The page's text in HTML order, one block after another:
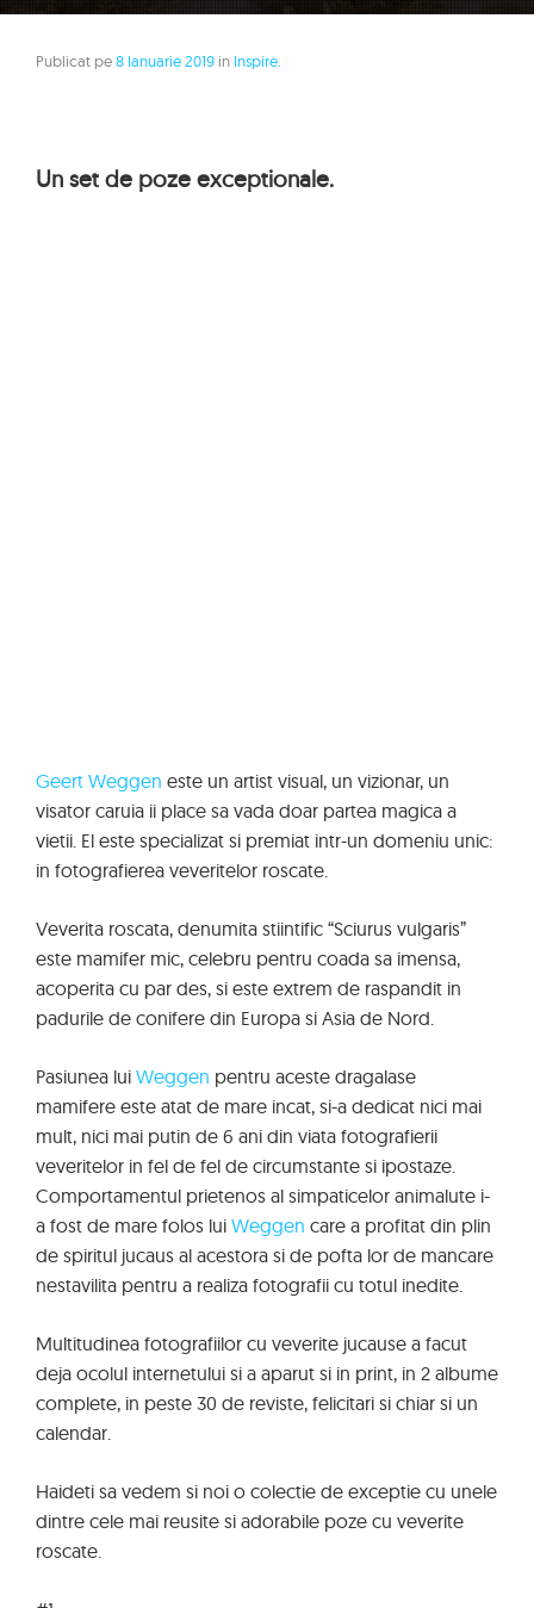
Publicat pe8 Ianuarie 2019 in Inspire
Un set de poze exceptionale.
Geert Weggen este un artist visual, un vizionar, un
visator caruia ii place sa vada doar partea magica a
vietii. El este specializat si premiat intr-un domeniu unic:
in fotografierea veveritelor roscate.
Veverita roscata, denumita stiintific “Sciurus vulgaris”
este mamifer mic, celebru pentru coada sa imensa,
acoperita cu par des, si este extrem de raspandit in
padurile de conifere din Europa si Asia de Nord.
Pasiunea lui Weggen pentru aceste dragalase
mamifere este atat de mare incat, si-a dedicat nici mai
mult, nici mai putin de 6 ani din viata fotografierii
veveritelor in fel de fel de circumstante si ipostaze.
Comportamentul prietenos al simpaticelor animalute i-
a fost de mare folos lui Weggen care a profitat din plin
de spiritul jucaus al acestora si de pofta lor de mancare
nestavilita pentru a realiza fotografii cu totul inedite.
Multitudinea fotografiilor cu veverite jucause a facut
deja ocolul internetului si a aparut si in print, in 2 albume
complete, in peste 30 de reviste, felicitari si chiar si un
calendar.
Haideti sa vedem si noi o colectie de exceptie cu unele
dintre cele mai reusite si adorabile poze cu veverite
roscate.